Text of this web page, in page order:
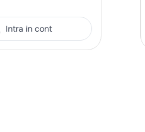
Intra in cont